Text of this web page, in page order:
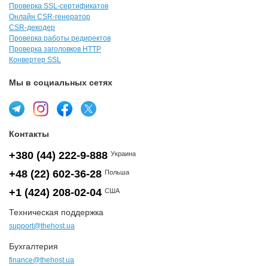
Проверка SSL-сертификатов
Онлайн CSR-генератор
CSR-декодер
Проверка работы редиректов
Проверка заголовков HTTP
Конвертер SSL
Мы в социальных сетях
Контакты
+380 (44) 222-9-888 Украина
+48 (22) 602-36-28 Польша
+1 (424) 208-02-04 США
Техническая поддержка
support@thehost.ua
Бухгалтерия
finance@thehost.ua